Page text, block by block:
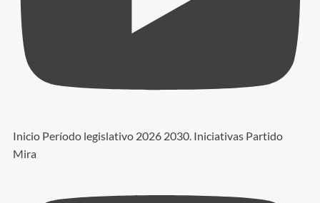
Inicio Período legislativo 2026 2030. Iniciativas Partido
Mira